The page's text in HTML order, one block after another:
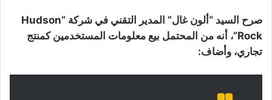
صرح السيد “ألون غال” المدير التقني في شركة “Hudson
Rock”، أنه من المحتمل بيع معلومات المستخدمين كمنتج
تجاري، وأضاف: